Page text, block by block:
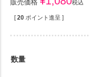
販売価格 税込
[ 20 ポイント進呈 ]